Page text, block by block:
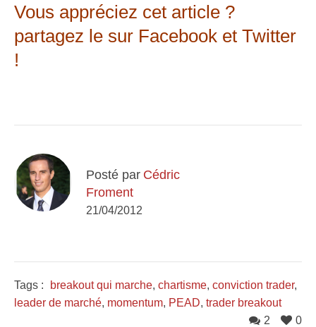
Vous appréciez cet article ?
partagez le sur Facebook et Twitter
!
Posté par Cédric
Froment
21/04/2012
Tags : breakout qui marche, chartisme, conviction trader,
leader de marché, momentum, PEAD, trader breakout
0
2